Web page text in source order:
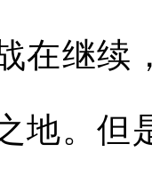
在继续
地。但